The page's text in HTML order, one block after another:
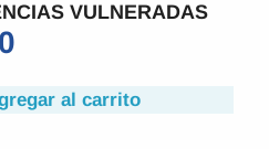
VULNERADAS
al carrito